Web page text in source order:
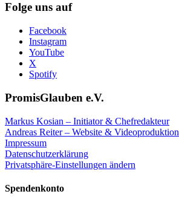
Folge uns auf
Facebook
Instagram
YouTube
X
Spotify
PromisGlauben e.V.
Markus Kosian – Initiator & Chefredakteur
Andreas Reiter – Website & Videoproduktion
Impressum
Datenschutzerklärung
Privatsphäre-Einstellungen ändern
Spendenkonto